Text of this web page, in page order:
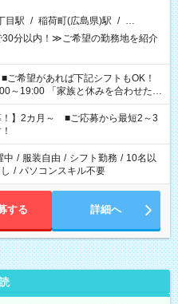
目駅 / 稲荷町(広島県)駅 / …
分以内！≫ご希望の勤務地を紹介
休みを合わせた
備がしたい」 「できれば残業はし
ださいね。 ※Wワーク希望
する勤務時間と、もう1つのお仕事
間を超える場合は応募できません。
！】2カ月～ ■ご応募から最短2～3
中 / 服装自由 / シフト勤務 / 10名以
/ パソコンスキル不要
する 詳細へ